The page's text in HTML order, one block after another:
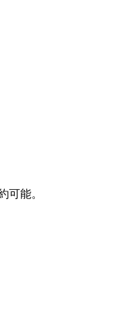
可能。